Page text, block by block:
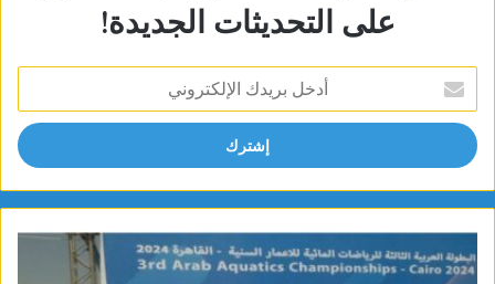
على التحديثات الجديدة!
بريدك
الإلكتروني